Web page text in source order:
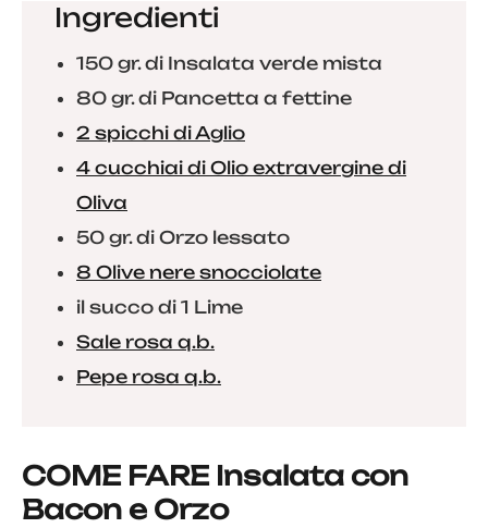
Ingredienti
150 gr. di Insalata verde mista
80 gr. di Pancetta a fettine
2 spicchi di Aglio
4 cucchiai di Olio extravergine di
Oliva
50 gr. di Orzo lessato
8 Olive nere snocciolate
il succo di 1 Lime
Sale rosa q.b.
Pepe rosa q.b.
COME FARE Insalata con
Bacon e Orzo